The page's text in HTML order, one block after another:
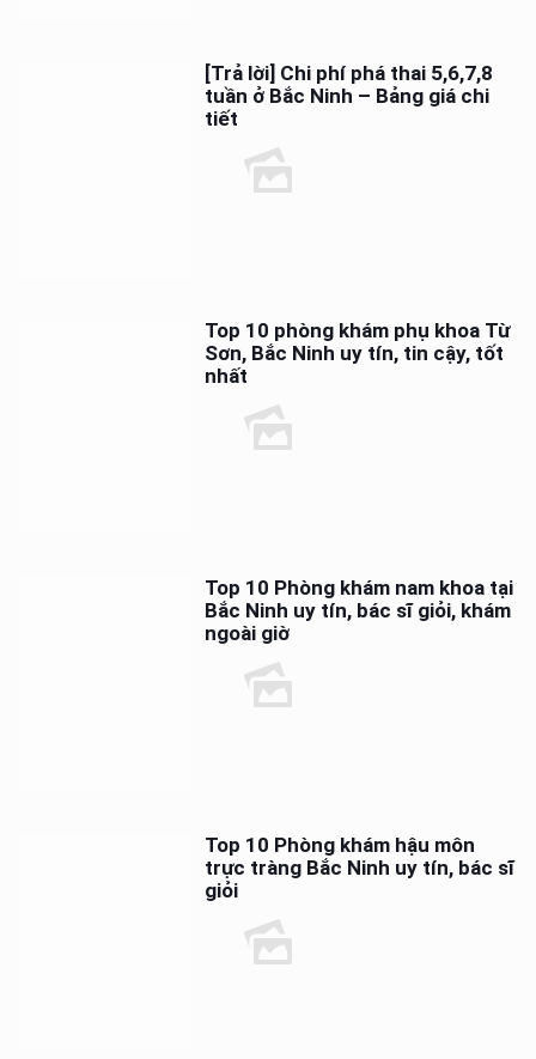
[Trả lời] Chi phí phá thai 5,6,7,8
tuần ở Bắc Ninh – Bảng giá chi
tiết
Top 10 phòng khám phụ khoa Từ
Sơn, Bắc Ninh uy tín, tin cậy, tốt
nhất
Top 10 Phòng khám nam khoa tại
Bắc Ninh uy tín, bác sĩ giỏi, khám
ngoài giờ
Top 10 Phòng khám hậu môn
trực tràng Bắc Ninh uy tín, bác sĩ
giỏi